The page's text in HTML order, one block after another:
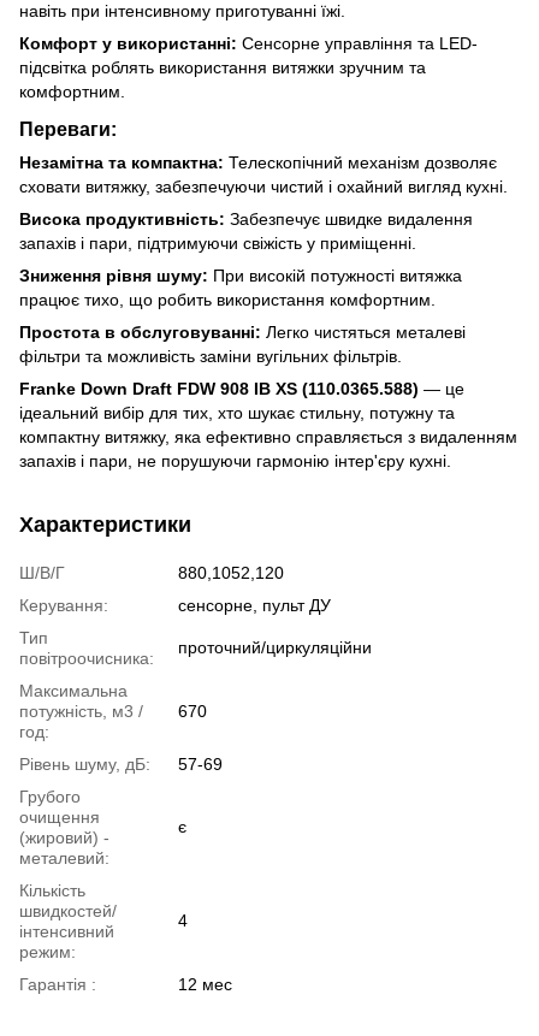
навіть при інтенсивному приготуванні їжі.
Комфорт у використанні: Сенсорне управління та LED-
підсвітка роблять використання витяжки зручним та
комфортним.
Переваги:
Незамітна та компактна: Телескопічний механізм дозволяє
сховати витяжку, забезпечуючи чистий і охайний вигляд кухні.
Висока продуктивність: Забезпечує швидке видалення
запахів і пари, підтримуючи свіжість у приміщенні.
Зниження рівня шуму: При високій потужності витяжка
працює тихо, що робить використання комфортним.
Простота в обслуговуванні: Легко чистяться металеві
фільтри та можливість заміни вугільних фільтрів.
Franke Down Draft FDW 908 IB XS (110.0365.588) — це
ідеальний вибір для тих, хто шукає стильну, потужну та
компактну витяжку, яка ефективно справляється з видаленням
запахів і пари, не порушуючи гармонію інтер'єру кухні.
Характеристики
Ш/В/Г
880,1052,120
Керування:
сенсорне, пульт ДУ
Тип
повітроочисника:
проточний/циркуляційни
Mаксимальна
потужність, м3 /
год:
670
Рівень шуму, дБ:
57-69
Грубого
очищення
(жировий) -
металевий:
є
Кількість
швидкостей/
інтенсивний
режим:
4
Гарантія : 12 мес